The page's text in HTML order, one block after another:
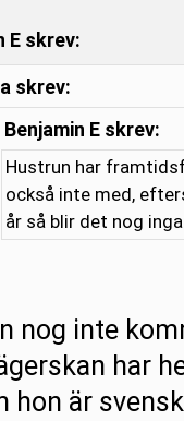
E skrev:
skrev:
Benjamin E skrev:
Hustrun har
också inte med,
år så blir det nog
nog inte
har
hon är